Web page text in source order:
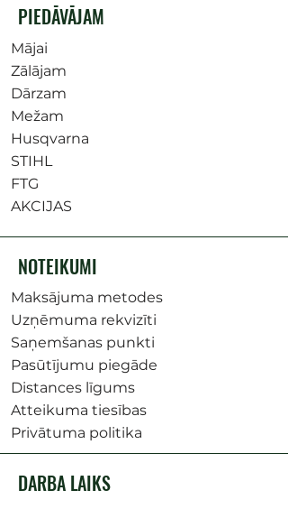
PIEDĀVĀJAM
Mājai
Zālājam
Dārzam
Mežam
Husqvarna
STIHL
FTG
AKCIJAS
NOTEIKUMI
Maksājuma metodes
Uzņēmuma rekvizīti
Saņemšanas punkti
Pasūtījumu piegāde
Distances līgums
Atteikuma tiesības
Privātuma politika
DARBA LAIKS